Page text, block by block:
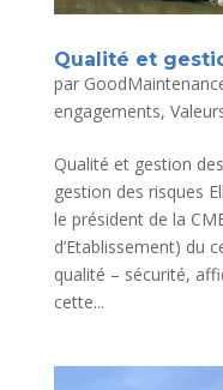
Qualité et
par
engagements,
Qualité et gestion
gestion des risques
le président de la
d’Etablissement) du
qualité – sécurité,
cette...